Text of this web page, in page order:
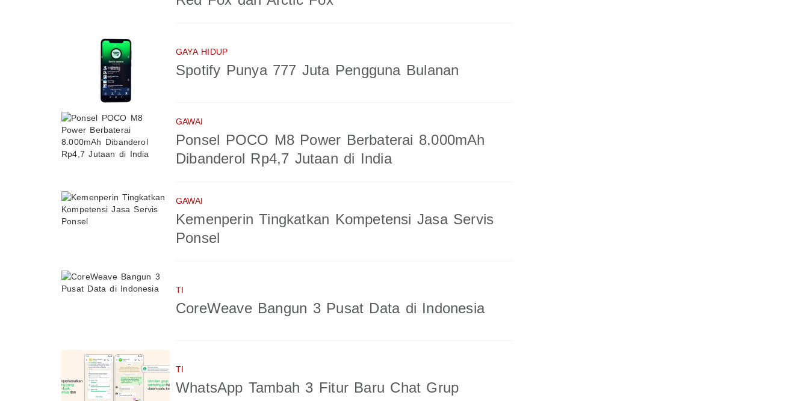
GAYA HIDUP
Spotify Punya 777 Juta Pengguna Bulanan
GAWAI
Ponsel POCO M8 Power Berbaterai 8.000mAh
Dibanderol Rp4,7 Jutaan di India
GAWAI
Kemenperin Tingkatkan Kompetensi Jasa Servis
Ponsel
TI
CoreWeave Bangun 3 Pusat Data di Indonesia
TI
WhatsApp Tambah 3 Fitur Baru Chat Grup